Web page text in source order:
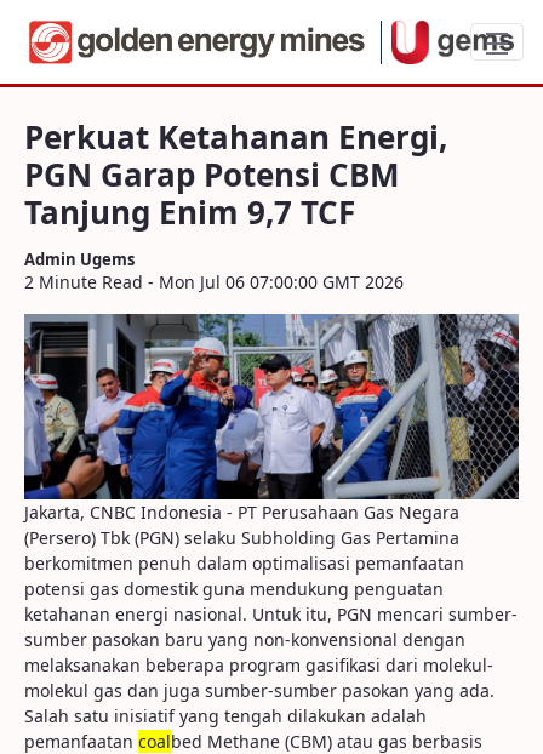
Perkuat Ketahanan Energi, PGN Garap
Perkuat Ketahanan Energi,
PGN Garap Potensi CBM
Tanjung Enim 9,7 TCF
Admin Ugems
2 Minute Read - Mon Jul 06 07:00:00 GMT 2026
Jakarta, CNBC Indonesia - PT Perusahaan Gas Negara
(Persero) Tbk (PGN) selaku Subholding Gas Pertamina
berkomitmen penuh dalam optimalisasi pemanfaatan
potensi gas domestik guna mendukung penguatan
ketahanan energi nasional. Untuk itu, PGN mencari sumber-
sumber pasokan baru yang non-konvensional dengan
melaksanakan beberapa program gasifikasi dari molekul-
molekul gas dan juga sumber-sumber pasokan yang ada.
Salah satu inisiatif yang tengah dilakukan adalah
pemanfaatan coalbed Methane (CBM) atau gas berbasis